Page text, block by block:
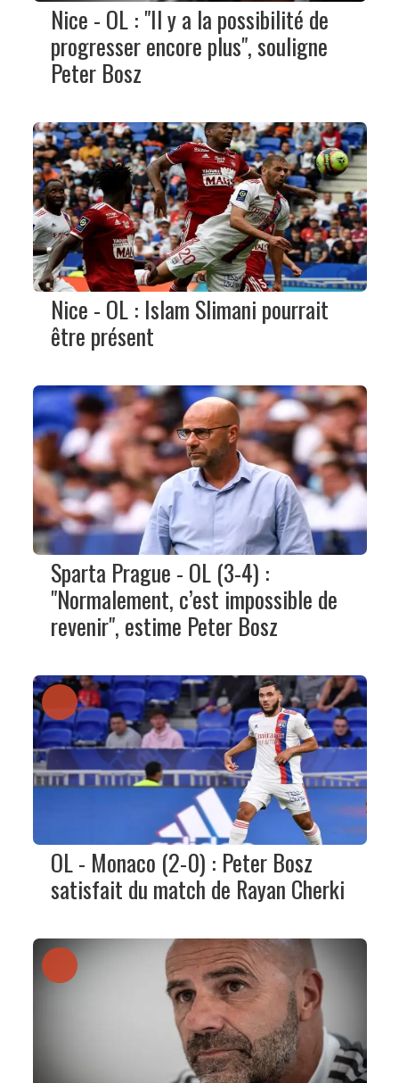
Nice - OL : "Il y a la possibilité de
progresser encore plus", souligne
Peter Bosz
Nice - OL : Islam Slimani pourrait
être présent
Sparta Prague - OL (3-4) :
"Normalement, c’est impossible de
revenir", estime Peter Bosz
OL - Monaco (2-0) : Peter Bosz
satisfait du match de Rayan Cherki